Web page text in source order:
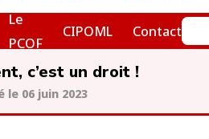
Le
PCOF
CIPOML Contact
c’est un droit !
06 juin 2023